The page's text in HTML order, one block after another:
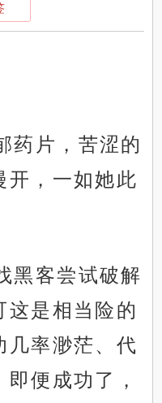
药片，苦涩的
开，一如她此
黑客尝试破解
这是相当险的
几率渺茫、代
便成功了，